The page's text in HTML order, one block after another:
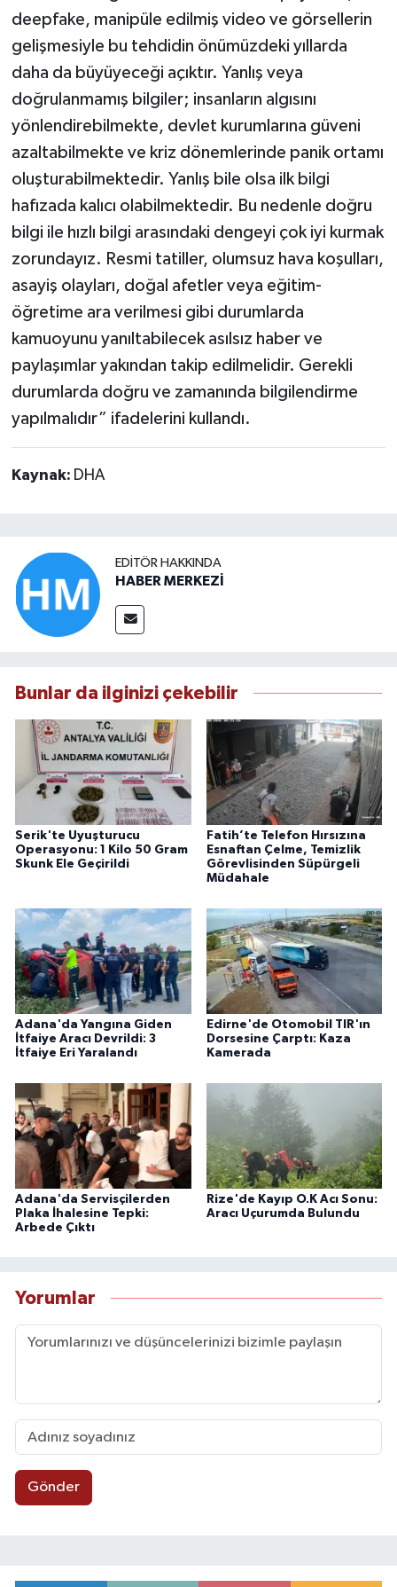
deepfake, manipüle edilmiş video ve görsellerin
gelişmesiyle bu tehdidin önümüzdeki yıllarda
daha da büyüyeceği açıktır. Yanlış veya
doğrulanmamış bilgiler; insanların algısını
yönlendirebilmekte, devlet kurumlarına güveni
azaltabilmekte ve kriz dönemlerinde panik ortamı
oluşturabilmektedir. Yanlış bile olsa ilk bilgi
hafızada kalıcı olabilmektedir. Bu nedenle doğru
bilgi ile hızlı bilgi arasındaki dengeyi çok iyi kurmak
zorundayız. Resmi tatiller, olumsuz hava koşulları,
asayiş olayları, doğal afetler veya eğitim-
öğretime ara verilmesi gibi durumlarda
kamuoyunu yanıltabilecek asılsız haber ve
paylaşımlar yakından takip edilmelidir. Gerekli
durumlarda doğru ve zamanında bilgilendirme
yapılmalıdır” ifadelerini kullandı.
Kaynak: DHA
EDITÖR HAKKINDA
HABER MERKEZİ
Bunlar da ilginizi çekebilir
Serik'te Uyuşturucu
Operasyonu: 1 Kilo 50 Gram
Skunk Ele Geçirildi
Fatih’te Telefon Hırsızına
Esnaftan Çelme, Temizlik
Görevlisinden Süpürgeli
Müdahale
Adana'da Yangına Giden
İtfaiye Aracı Devrildi: 3
İtfaiye Eri Yaralandı
Edirne'de Otomobil TIR'ın
Dorsesine Çarptı: Kaza
Kamerada
Adana'da Servisçilerden
Plaka İhalesine Tepki:
Arbede Çıktı
Rize'de Kayıp O.K Acı Sonu:
Aracı Uçurumda Bulundu
Yorumlar
Gönder